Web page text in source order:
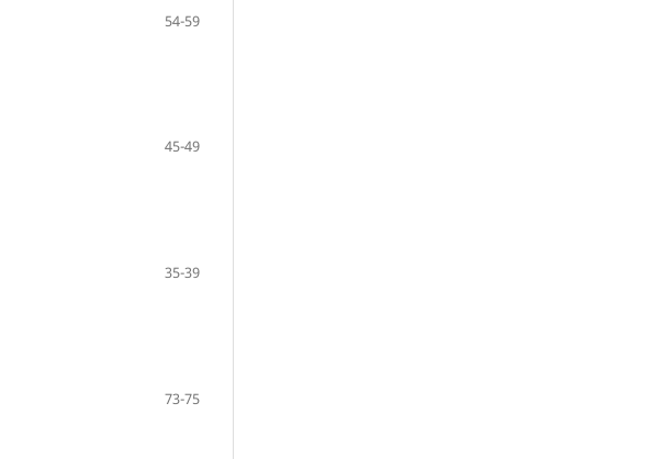
54-59
45-49
35-39
73-75